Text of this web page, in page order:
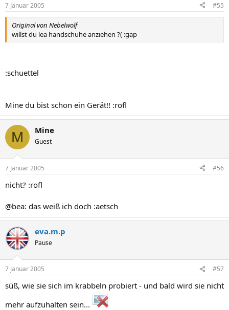
7 Januar 2005 #55
Original von Nebelwolf
willst du lea handschuhe anziehen ?( :gap
:schuettel
Mine du bist schon ein Gerät!! :rofl
M Mine
Guest
7 Januar 2005 #56
nicht? :rofl
@bea: das weiß ich doch :aetsch
eva.m.p
Pause
7 Januar 2005 #57
süß, wie sie sich im krabbeln probiert - und bald wird sie nicht
mehr aufzuhalten sein...